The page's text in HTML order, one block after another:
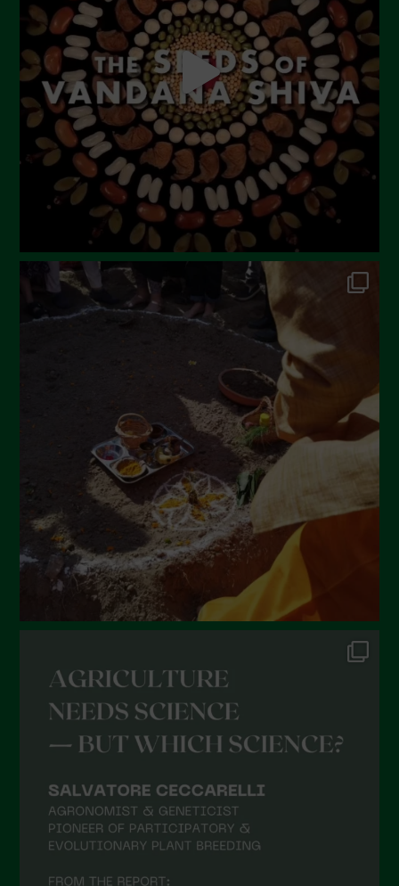
Luglio 2023
Giugno 2023
Maggio 2023
Aprile 2023
Marzo 2023
Febbraio 2023
Dicembre 2022
Novembre 2022
Ottobre 2022
Settembre 2022
Aprile 2022
Marzo 2022
Febbraio 2022
Gennaio 2022
Dicembre 2021
Novembre 2021
Settembre 2021
Agosto 2021
Luglio 2021
Aprile 2021